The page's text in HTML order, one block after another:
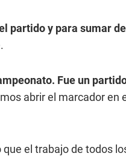
partido y para sumar
Fue un
abrir el marcador en
el trabajo de todos